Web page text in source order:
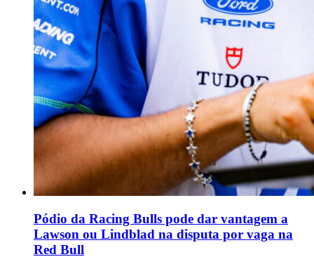
Pódio da Racing Bulls pode dar vantagem a
Lawson ou Lindblad na disputa por vaga na
Red Bull